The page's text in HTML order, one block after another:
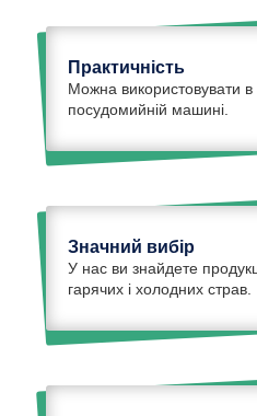
Практичність
Можна використовувати в
посудомийній машині.
Значний вибір
У нас ви знайдете
гарячих і холодних страв.